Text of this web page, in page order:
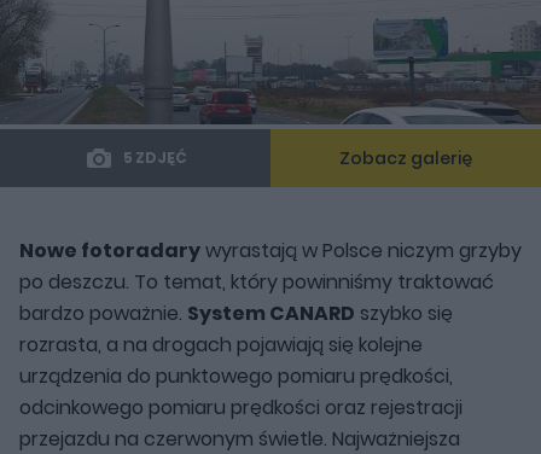
5 ZDJĘĆ Zobacz galerię
Nowe fotoradarywyrastają w Polsce niczym grzyby
po deszczu. To temat, który powinniśmy traktować
bardzo poważnie. System CANARD szybko się
rozrasta, a na drogach pojawiają się kolejne
urządzenia do punktowego pomiaru prędkości,
odcinkowego pomiaru prędkości oraz rejestracji
przejazdu na czerwonym świetle. Najważniejsza